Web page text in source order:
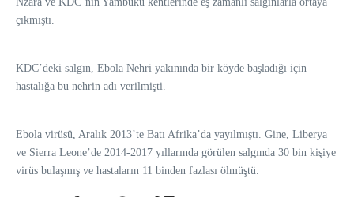
çıkmıştı.
KDC’deki salgın, Ebola Nehri yakınında bir köyde başladığı için
hastalığa bu nehrin adı verilmişti.
Ebola virüsü, Aralık 2013’te Batı Afrika’da yayılmıştı. Gine, Liberya
ve Sierra Leone’de 2014-2017 yıllarında görülen salgında 30 bin kişiye
virüs bulaşmış ve hastaların 11 binden fazlası ölmüştü.